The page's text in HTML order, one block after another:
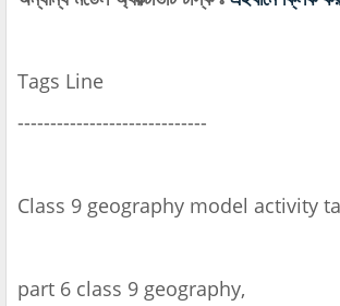
Tags Line
-----------------------------
Class 9 geography model activity
part 6 class 9 geography,